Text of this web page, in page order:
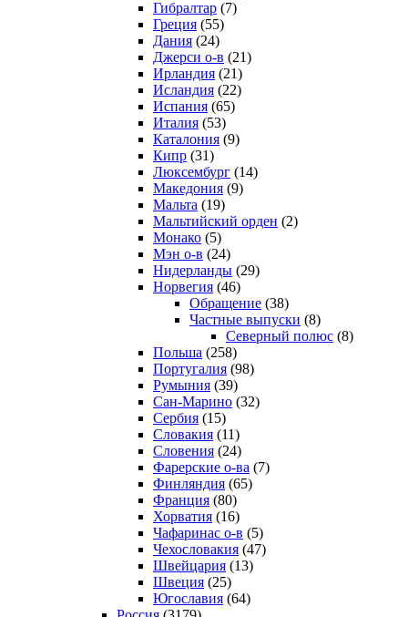
Гибралтар (7)
Греция (55)
Дания (24)
Джерси о-в (21)
Ирландия (21)
Исландия (22)
Испания (65)
Италия (53)
Каталония (9)
Кипр (31)
Люксембург (14)
Македония (9)
Мальта (19)
Мальтийский орден (2)
Монако (5)
Мэн о-в (24)
Нидерланды (29)
Норвегия (46)
Обращение (38)
Частные выпуски (8)
Северный полюс (8)
Польша (258)
Португалия (98)
Румыния (39)
Сан-Марино (32)
Сербия (15)
Словакия (11)
Словения (24)
Фарерские о-ва (7)
Финляндия (65)
Франция (80)
Хорватия (16)
Чафаринас о-в (5)
Чехословакия (47)
Швейцария (13)
Швеция (25)
Югославия (64)